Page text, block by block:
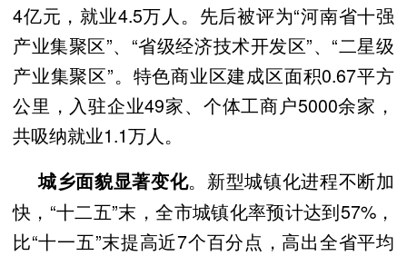
4亿元，就业4.5万人。先后被评为“河南省十强
产业集聚区”、“省级经济技术开发区”、“二星级
产业集聚区”。特色商业区建成区面积0.67平方
公里，入驻企业49家、个体工商户5000余家，
共吸纳就业1.1万人。
城乡面貌显著变化。新型城镇化进程不断加
快，“十二五”末，全市城镇化率预计达到57%，
比“十一五”末提高近7个百分点，高出全省平均